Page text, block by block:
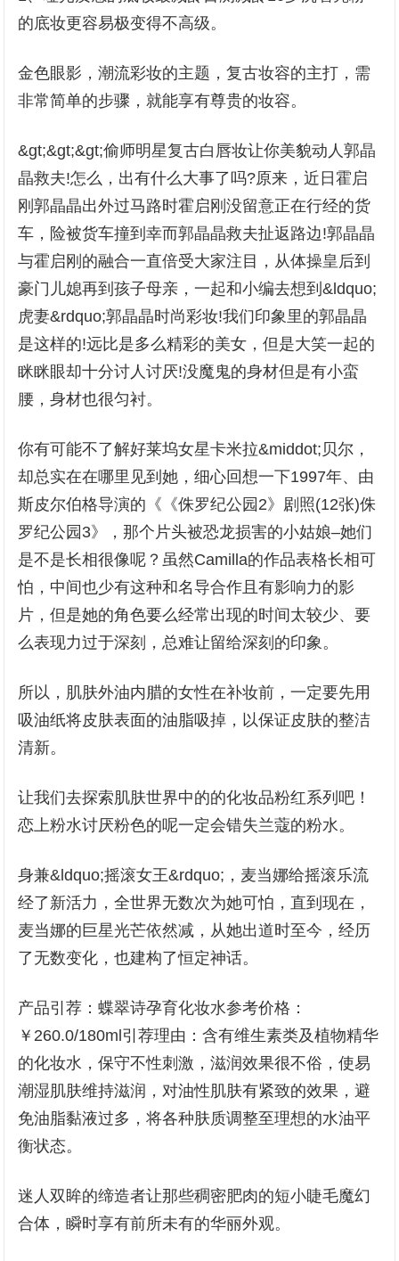
的底妆更容易极变得不高级。
金色眼影，潮流彩妆的主题，复古妆容的主打，需
非常简单的步骤，就能享有尊贵的妆容。
&gt;&gt;&gt;偷师明星复古白唇妆让你美貌动人郭晶
晶救夫!怎么，出有什么大事了吗?原来，近日霍启
刚郭晶晶出外过马路时霍启刚没留意正在行经的货
车，险被货车撞到幸而郭晶晶救夫扯返路边!郭晶晶
与霍启刚的融合一直倍受大家注目，从体操皇后到
豪门儿媳再到孩子母亲，一起和小编去想到&ldquo;
虎妻&rdquo;郭晶晶时尚彩妆!我们印象里的郭晶晶
是这样的!远比是多么精彩的美女，但是大笑一起的
眯眯眼却十分讨人讨厌!没魔鬼的身材但是有小蛮
腰，身材也很匀衬。
你有可能不了解好莱坞女星卡米拉&middot;贝尔，
却总实在在哪里见到她，细心回想一下1997年、由
斯皮尔伯格导演的《《侏罗纪公园2》剧照(12张)侏
罗纪公园3》，那个片头被恐龙损害的小姑娘–她们
是不是长相很像呢？虽然Camilla的作品表格长相可
怕，中间也少有这种和名导合作且有影响力的影
片，但是她的角色要么经常出现的时间太较少、要
么表现力过于深刻，总难让留给深刻的印象。
所以，肌肤外油内腊的女性在补妆前，一定要先用
吸油纸将皮肤表面的油脂吸掉，以保证皮肤的整洁
清新。
让我们去探索肌肤世界中的的化妆品粉红系列吧！
恋上粉水讨厌粉色的呢一定会错失兰蔻的粉水。
身兼&ldquo;摇滚女王&rdquo;，麦当娜给摇滚乐流
经了新活力，全世界无数次为她可怕，直到现在，
麦当娜的巨星光芒依然减，从她出道时至今，经历
了无数变化，也建构了恒定神话。
产品引荐：蝶翠诗孕育化妆水参考价格：
￥260.0/180ml引荐理由：含有维生素类及植物精华
的化妆水，保守不性刺激，滋润效果很不俗，使易
潮湿肌肤维持滋润，对油性肌肤有紧致的效果，避
免油脂黏液过多，将各种肤质调整至理想的水油平
衡状态。
迷人双眸的缔造者让那些稠密肥肉的短小睫毛魔幻
合体，瞬时享有前所未有的华丽外观。